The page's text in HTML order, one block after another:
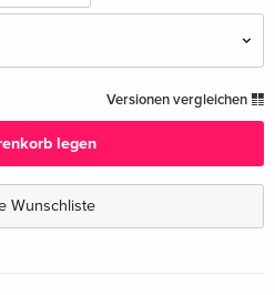
CHF 11.50
CHF 16.50
Versionen vergleichen
legen
Wunschliste